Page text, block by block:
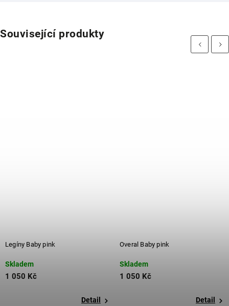
Související produkty
Previous
Legíny Baby pink
Skladem
1 050 Kč
Detail
Overal Baby pink
Skladem
1 050 Kč
Detail
Next